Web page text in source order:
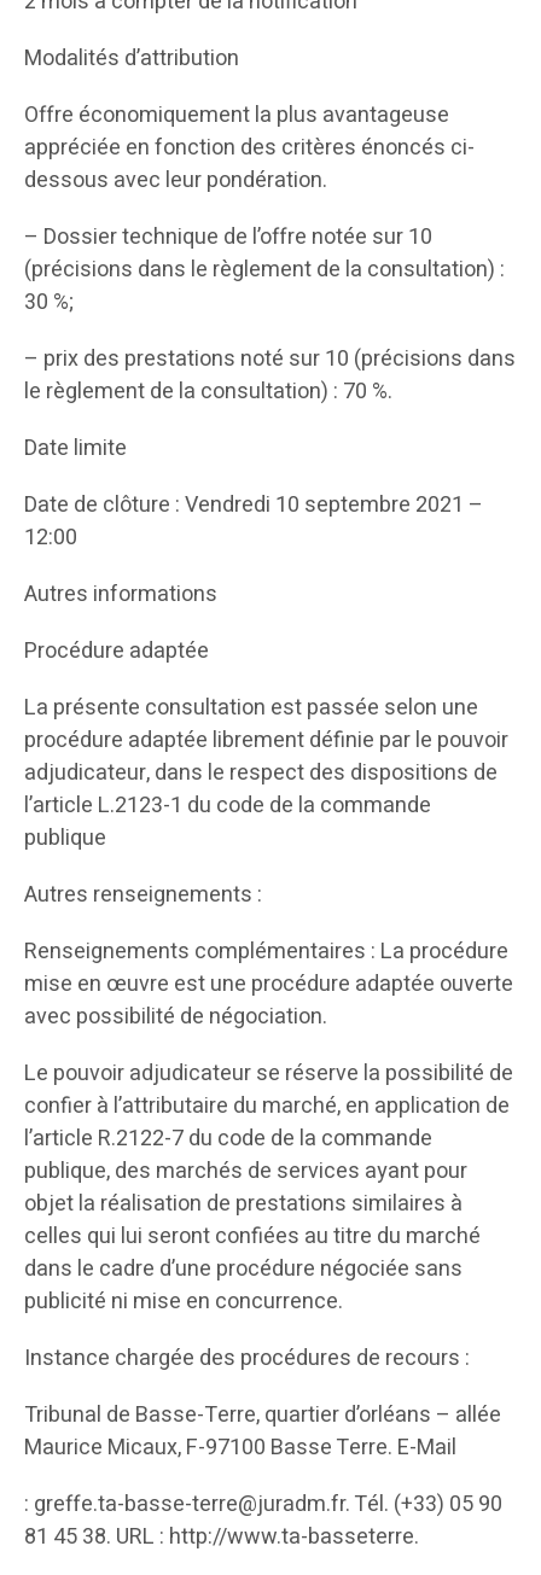
Modalités d’attribution
Offre économiquement la plus avantageuse
appréciée en fonction des critères énoncés ci-
dessous avec leur pondération.
– Dossier technique de l’offre notée sur 10
(précisions dans le règlement de la consultation) :
30 %;
– prix des prestations noté sur 10 (précisions dans
le règlement de la consultation) : 70 %.
Date limite
Date de clôture : Vendredi 10 septembre 2021 –
12:00
Autres informations
Procédure adaptée
La présente consultation est passée selon une
procédure adaptée librement définie par le pouvoir
adjudicateur, dans le respect des dispositions de
l’article L.2123-1 du code de la commande
publique
Autres renseignements :
Renseignements complémentaires : La procédure
mise en œuvre est une procédure adaptée ouverte
avec possibilité de négociation.
Le pouvoir adjudicateur se réserve la possibilité de
confier à l’attributaire du marché, en application de
l’article R.2122-7 du code de la commande
publique, des marchés de services ayant pour
objet la réalisation de prestations similaires à
celles qui lui seront confiées au titre du marché
dans le cadre d’une procédure négociée sans
publicité ni mise en concurrence.
Instance chargée des procédures de recours :
Tribunal de Basse-Terre, quartier d’orléans – allée
Maurice Micaux, F-97100 Basse Terre. E-Mail
: greffe.ta-basse-terre@juradm.fr. Tél. (+33) 05 90
81 45 38. URL : http://www.ta-basseterre.